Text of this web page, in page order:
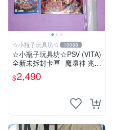
☆小瓶子玩具坊☆ 10088
☆小瓶子玩具坊☆PSV (VITA)
全新未拆封卡匣--魔壞神 兆力
翁 Trader 店舖特典通常版
+特典--美術集
$2,490